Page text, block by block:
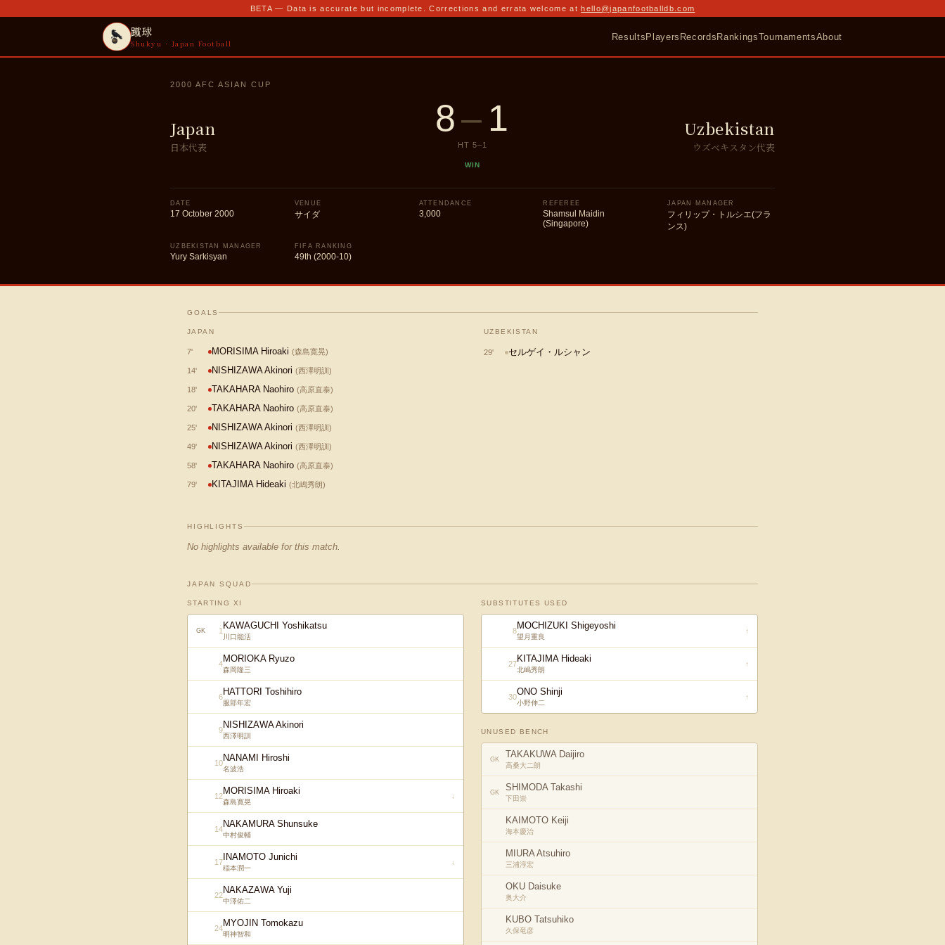
BETA — Data is accurate but incomplete. Corrections and errata welcome at hello@japanfootballdb.com
蹴球
Shukyu · Japan Football
ResultsPlayers RecordsRankingsTournamentsAbout
2000 AFC ASIAN CUP
Japan
日本代表
8– 1
HT 5–1
WIN
Uzbekistan
ウズベキスタン代表
DATE
17 October 2000
VENUE
サイダ
ATTENDANCE
3,000
REFEREE
Shamsul Maidin
(Singapore)
JAPAN MANAGER
フィリップ・トルシエ(フラ
ンス)
UZBEKISTAN MANAGER
Yury Sarkisyan
FIFA RANKING
49th (2000-10)
GOALS
JAPAN
7' MORISIMA Hiroaki (森島寛晃)
14' NISHIZAWA Akinori (西澤明訓 )
18' TAKAHARA Naohiro (高原直泰)
20' TAKAHARA Naohiro (高原直泰)
25' NISHIZAWA Akinori (西澤明訓 )
49' NISHIZAWA Akinori (西澤明訓 )
58' TAKAHARA Naohiro (高原直泰)
79' KITAJIMA Hideaki (北嶋秀朗)
UZBEKISTAN
29' セルゲイ・ルシャン
HIGHLIGHTS
No highlights available for this match.
JAPAN SQUAD
STARTING XI
GK 1 KAWAGUCHI Yoshikatsu
川口能活
4MORIOKA Ryuzo
森岡隆三
6HATTORI Toshihiro
服部年宏
9NISHIZAWA Akinori
西澤明訓
10NANAMI Hiroshi
名波浩
12MORISIMA Hiroaki
森島寛晃
↓
14NAKAMURA Shunsuke
中村俊輔
17 INAMOTO Junichi
稲本潤一
↓
22NAKAZAWA Yuji
中澤佑二
24MYOJIN Tomokazu
明神智和
SUBSTITUTES USED
8MOCHIZUKI Shigeyoshi
望月重良
↑
27KITAJIMA Hideaki
北嶋秀朗
↑
30ONO Shinji
小野伸二
↑
UNUSED BENCH
GK TAKAKUWA Daijiro
高桑大二朗
GK SHIMODA Takashi
下田崇
KAIMOTO Keiji
海本慶治
MIURA Atsuhiro
三浦淳宏
OKU Daisuke
奥大介
KUBO Tatsuhiko
久保竜彦